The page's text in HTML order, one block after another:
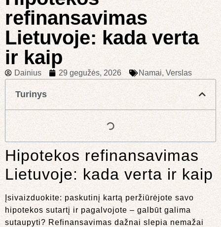
refinansavimas
Lietuvoje: kada verta
ir kaip
Dainius 29 gegužės, 2026 Namai, Verslas
Turinys
Hipotekos refinansavimas
Lietuvoje: kada verta ir kaip
Įsivaizduokite: paskutinį kartą peržiūrėjote savo
hipotekos sutartį ir pagalvojote – galbūt galima
sutaupyti? Refinansavimas dažnai slepia nemažai